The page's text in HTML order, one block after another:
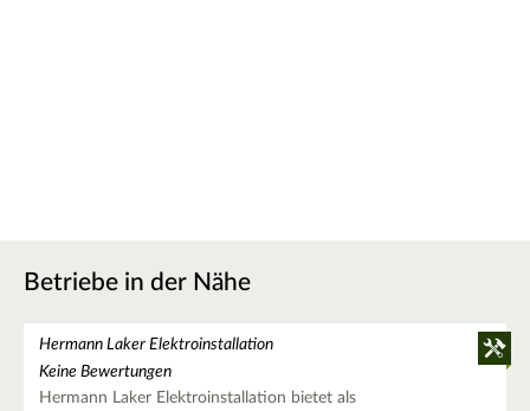
Betriebe in der Nähe
Hermann Laker Elektroinstallation
Keine Bewertungen
Hermann Laker Elektroinstallation bietet als